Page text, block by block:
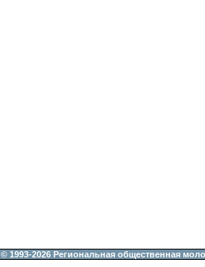
© 1993-2026 Региональная общественная